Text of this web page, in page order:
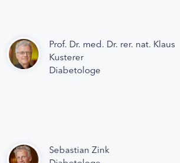
Prof. Dr. med. Dr. rer. nat. Klaus
Kusterer
Diabetologe
Sebastian Zink